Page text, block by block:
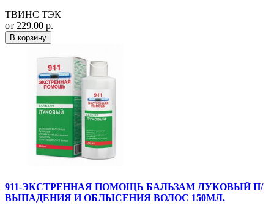
ТВИНС ТЭК
от 229.00 р.
В корзину
911-ЭКСТРЕННАЯ ПОМОЩЬ БАЛЬЗАМ ЛУКОВЫЙ П/
ВЫПАДЕНИЯ И ОБЛЫСЕНИЯ ВОЛОС 150МЛ.